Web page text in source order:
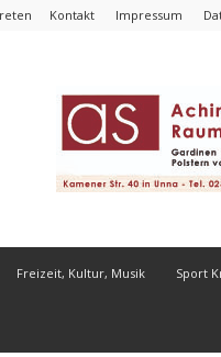
Kontakt Impressum
Freizeit, Kultur, Musik Sport